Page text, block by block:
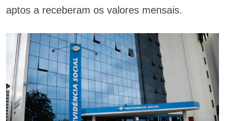
aptos a receberam os valores mensais.